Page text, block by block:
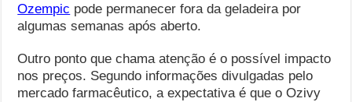
Ozempic pode permanecer fora da geladeira por
algumas semanas após aberto.
Outro ponto que chama atenção é o possível impacto
nos preços. Segundo informações divulgadas pelo
mercado farmacêutico, a expectativa é que o Ozivy